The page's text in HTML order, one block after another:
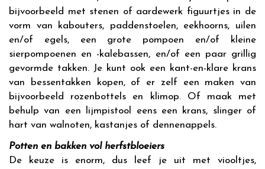
bijvoorbeeld met stenen of aardewerk figuurtjes in de
vorm van kabouters, paddenstoelen, eekhoorns, uilen
en/of egels, een grote pompoen en/of kleine
sierpompoenen en -kalebassen, en/of een paar grillig
gevormde takken. Je kunt ook een kant-en-klare krans
van bessentakken kopen, of er zelf een maken van
bijvoorbeeld rozenbottels en klimop. Of maak met
behulp van een lijmpistool eens een krans, slinger of
hart van walnoten, kastanjes of dennenappels.
Potten en bakken vol herfstbloeiers
De keuze is enorm, dus leef je uit met viooltjes,